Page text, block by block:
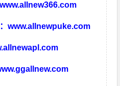
www.allnew366.com
www.allnewpuke.com